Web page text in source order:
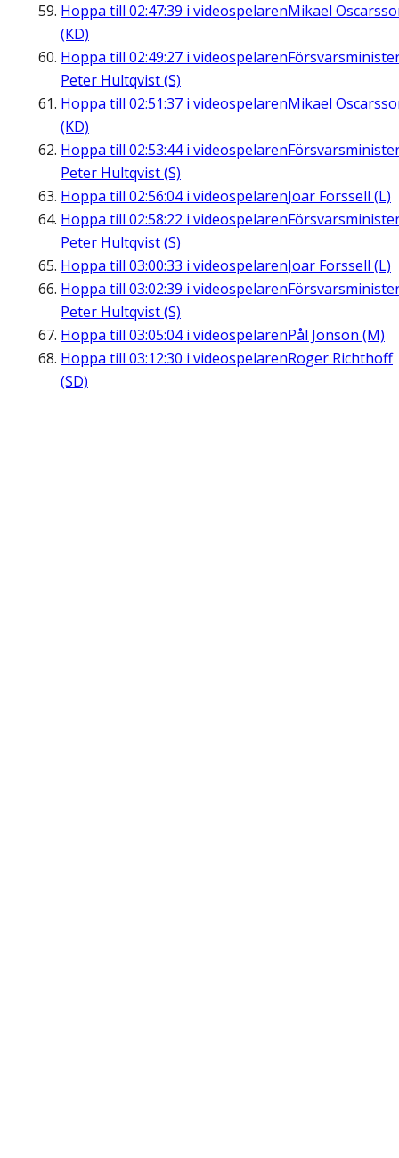
Hoppa till 02:47:39 i videospelarenMikael
(KD)
Hoppa till 02:49:27 i videospelaren
Peter Hultqvist (S)
Hoppa till 02:51:37 i videospelarenMikael
(KD)
Hoppa till 02:53:44i videospelaren
Peter Hultqvist (S)
Hoppa till 02:56:04i videospelarenJoar Forssell (L)
Hoppa till 02:58:22 i videospelaren
Peter Hultqvist (S)
Hoppa till 03:00:33 i videospelarenJoar Forssell (L)
Hoppa till 03:02:39 i videospelaren
Peter Hultqvist (S)
Hoppa till 03:05:04i videospelarenPål Jonson (M)
Hoppa till 03:12:30 i videospelarenRoger Richthoff
(SD)